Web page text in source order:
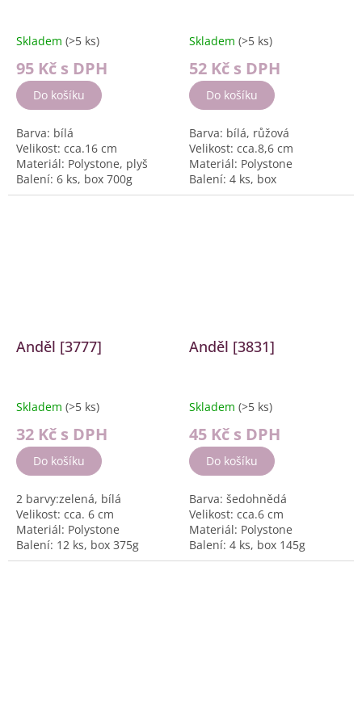
Skladem (>5 ks)
95 Kč s DPH
Do košíku
Barva: bílá
Velikost: cca.16 cm
Materiál: Polystone, plyš
Balení: 6 ks, box 700g
Skladem (>5 ks)
52 Kč s DPH
Do košíku
Barva: bílá, růžová
Velikost: cca.8,6 cm
Materiál: Polystone
Balení: 4 ks, box
Anděl [3777]
Skladem (>5 ks)
32 Kč s DPH
Do košíku
2 barvy:zelená, bílá
Velikost: cca. 6 cm
Materiál: Polystone
Balení: 12 ks, box 375g
Anděl [3831]
Skladem (>5 ks)
45 Kč s DPH
Do košíku
Barva: šedohnědá
Velikost: cca.6 cm
Materiál: Polystone
Balení: 4 ks, box 145g